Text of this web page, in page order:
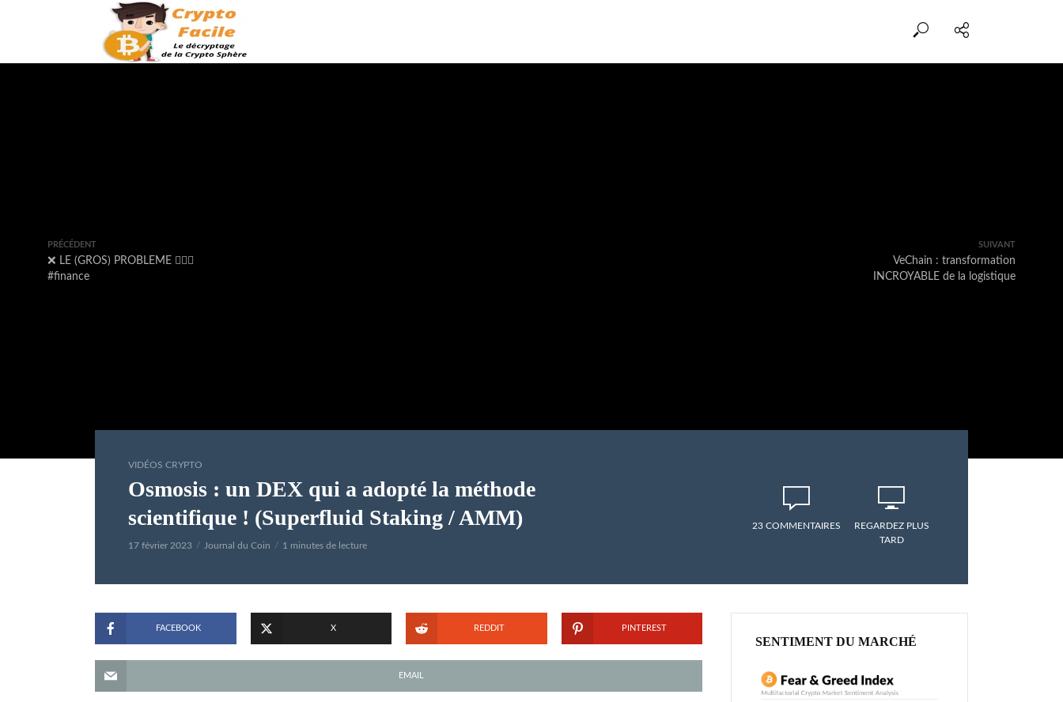
PRÉCÉDENT
❌ LE (GROS) PROBLEME 🤦‍♂️❌
#finance
SUIVANT
VeChain : transformation
INCROYABLE de la logistique
VIDÉOS CRYPTO
Osmosis : un DEX qui a adopté la méthode
scientifique ! (Superfluid Staking / AMM)
17 février 2023 Journal du Coin 1 minutes de lecture
23 COMMENTAIRES
REGARDEZ PLUS
TARD
FACEBOOK X REDDIT PINTEREST
EMAIL
SENTIMENT DU MARCHÉ